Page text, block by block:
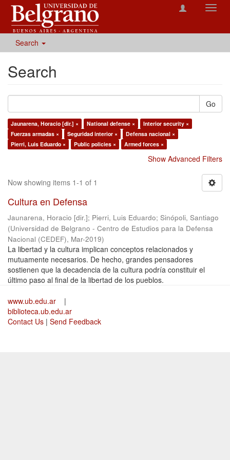
Search
Search
Go
Jaunarena, Horacio [dir.] × National defense ×
Interior security ×
Fuerzas armadas ×
Seguridad interior ×
Defensa nacional ×
Pierri, Luis Eduardo ×
Public policies × Armed forces ×
Show Advanced Filters
Now showing items 1-1 of 1
Cultura en Defensa
Jaunarena, Horacio [dir.]; Pierri, Luis Eduardo; Sinópoli, Santiago
(Universidad de Belgrano - Centro de Estudios para la Defensa
Nacional (CEDEF), Mar-2019)
La libertad y la cultura implican conceptos relacionados y
mutuamente necesarios. De hecho, grandes pensadores
sostienen que la decadencia de la cultura podría constituir el
último paso al final de la libertad de los pueblos.
www.ub.edu.ar
|
biblioteca.ub.edu.ar
Contact Us | Send Feedback